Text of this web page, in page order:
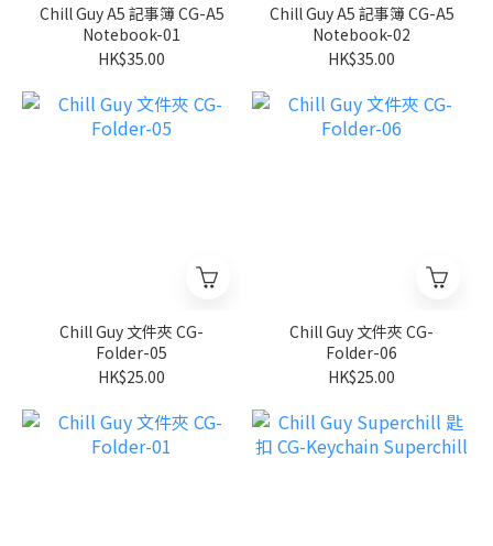
Chill Guy A5 記事簿 CG-A5
Notebook-01
HK$35.00
Chill Guy A5 記事簿 CG-A5
Notebook-02
HK$35.00
Chill Guy 文件夾 CG-
Folder-05
HK$25.00
Chill Guy 文件夾 CG-
Folder-06
HK$25.00